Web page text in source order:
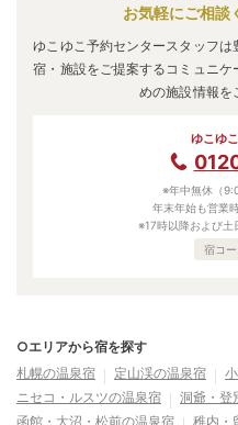
お気軽にご相談
ゆこゆこ予約センタースタッフは
宿・施設をご提案するコミュニ
めの施設情報を
ゆこゆ
※年中無休（
年末年始も営業
※17時以降および土
宿コー
○エリアから宿を探す
札幌の温泉宿
定山渓の温泉宿
ニセコ・ルスツの温泉宿
洞爺・登
函館・大沼・松前の温泉宿
稚内・